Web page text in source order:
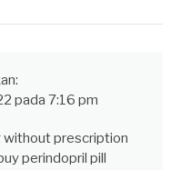
pada 7:16 pm
prescription
perindopril pill